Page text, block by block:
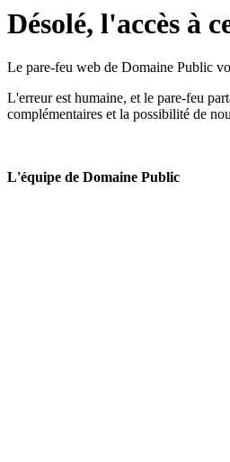
Désolé, l'accès à
Le pare-feu web de Domaine Public
L'erreur est humaine, et le pare-feu
complémentaires et la possibilité de
L'équipe de Domaine Public